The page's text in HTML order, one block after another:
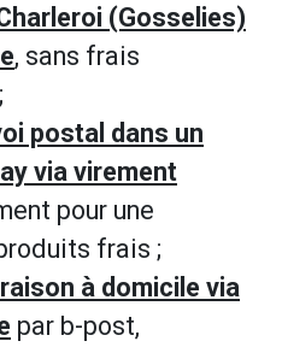
(Gosselies)
, sans frais
postal dans un
via virement
pour une
frais ;
à domicile via
par b-post,